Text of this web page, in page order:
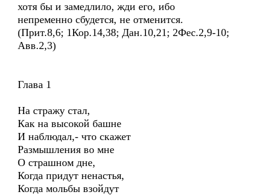
хотя бы и замедлило, жди его, ибо
непременно сбудется, не отменится.
(Прит.8,6; 1Кор.14,38; Дан.10,21; 2Фес.2,9-10;
Авв.2,3)
Глава 1
На стражу стал,
Как на высокой башне
И наблюдал,- что скажет
Размышления во мне
О страшном дне,
Когда придут ненастья,
Когда мольбы взойдут